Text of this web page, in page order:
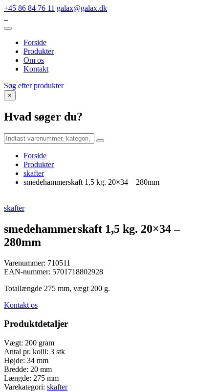
+45 86 84 76 11 galax@galax.dk
Forside
Produkter
Om os
Kontakt
Søg efter produkter
×
Hvad søger du?
Forside
Produkter
skafter
smedehammerskaft 1,5 kg. 20×34 – 280mm
skafter
smedehammerskaft 1,5 kg. 20×34 –
280mm
Varenummer: 710511
EAN-nummer: 5701718802928
Totallængde 275 mm, vægt 200 g.
Kontakt os
Produktdetaljer
Vægt: 200 gram
Antal pr. kolli: 3 stk
Højde: 34 mm
Bredde: 20 mm
Længde: 275 mm
Varekategori: skafter